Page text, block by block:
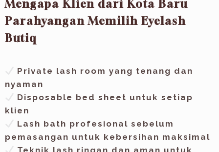
Mengapa Klien dari Kota Baru
Parahyangan Memilih Eyelash
Butiq
Private lash room yang tenang dan
nyaman
Disposable bed sheet untuk setiap
klien
Lash bath profesional sebelum
pemasangan untuk kebersihan maksimal